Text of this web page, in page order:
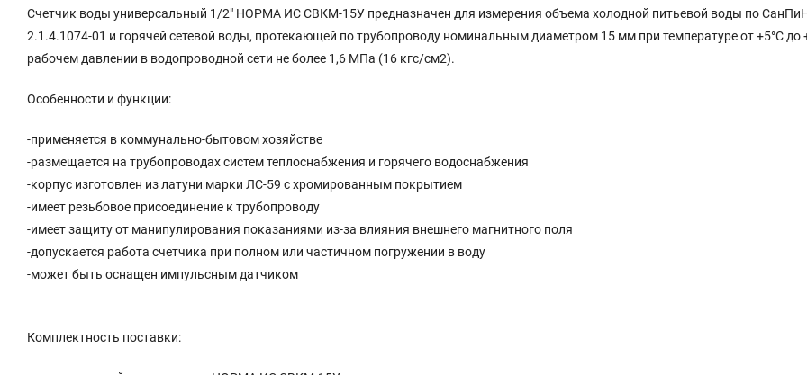
Счетчик воды универсальный 1/2″ НОРМА ИС СВКМ-15У предназначен для измерения объема холодной питьевой воды по
2.1.4.1074-01 и горячей сетевой воды, протекающей по трубопроводу номинальным диаметром 15 мм при температуре от +5°С до
рабочем давлении в водопроводной сети не более 1,6 МПа (16 кгс/см2).
Особенности и функции:
-применяется в коммунально-бытовом хозяйстве
-размещается на трубопроводах систем теплоснабжения и горячего водоснабжения
-корпус изготовлен из латуни марки ЛС-59 с хромированным покрытием
-имеет резьбовое присоединение к трубопроводу
-имеет защиту от манипулирования показаниями из-за влияния внешнего магнитного поля
-допускается работа счетчика при полном или частичном погружении в воду
-может быть оснащен импульсным датчиком
Комплектность поставки: